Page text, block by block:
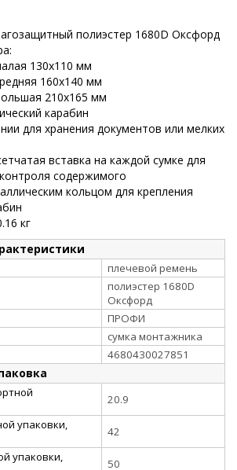
полиэстер 1680D Оксфорд
130х110 мм
160х140 мм
210х165 мм
карабин
для хранения документов или мелких
вставка на каждой сумке для
содержимого
кольцом для крепления
кг
плечевой ремень
полиэстер 1680D
Оксфорд
ПРОФИ
сумка монтажника
4680430027851
20.9
упаковки,
42
упаковки,
50